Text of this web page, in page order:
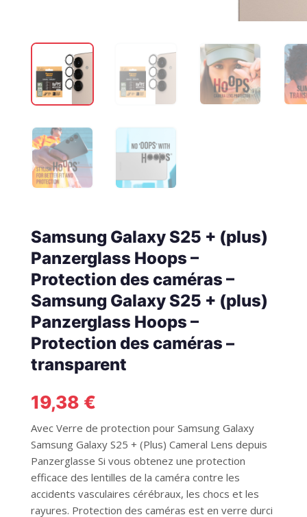
Samsung Galaxy S25 + (plus)
Panzerglass Hoops –
Protection des caméras –
Samsung Galaxy S25 + (plus)
Panzerglass Hoops –
Protection des caméras –
transparent
19,38 €
Avec Verre de protection pour Samsung Galaxy
Samsung Galaxy S25 + (Plus) Cameral Lens depuis
Panzerglasse Si vous obtenez une protection
efficace des lentilles de la caméra contre les
accidents vasculaires cérébraux, les chocs et les
rayures. Protection des caméras est en verre durci